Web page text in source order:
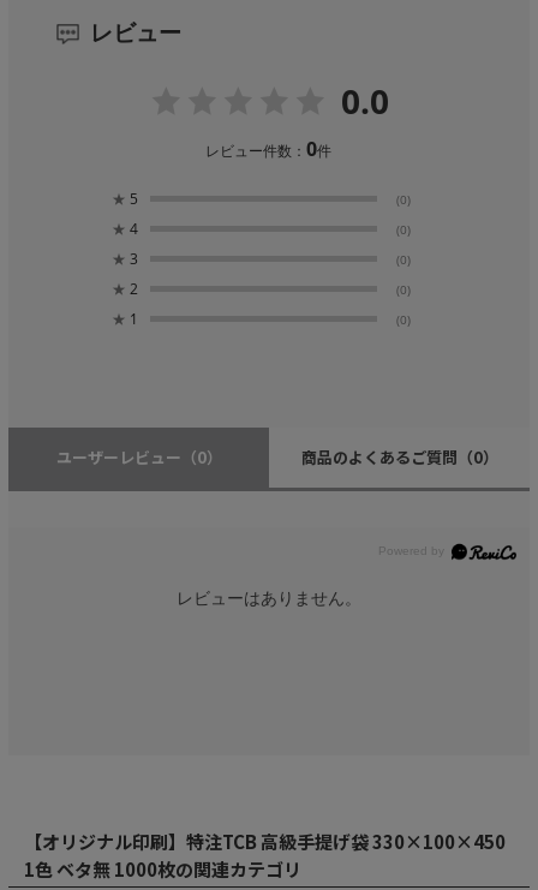
レビュー
0.0
レビュー件数：0件
★ 5 (0)
★ 4 (0)
★ 3 (0)
★ 2 (0)
★ 1 (0)
ユーザーレビュー （0） 商品のよくあるご質問 （0）
レビューはありません。
【オリジナル印刷】特注TCB 高級手提げ袋 330×100×450
1色 ベタ無 1000枚の関連カテゴリ